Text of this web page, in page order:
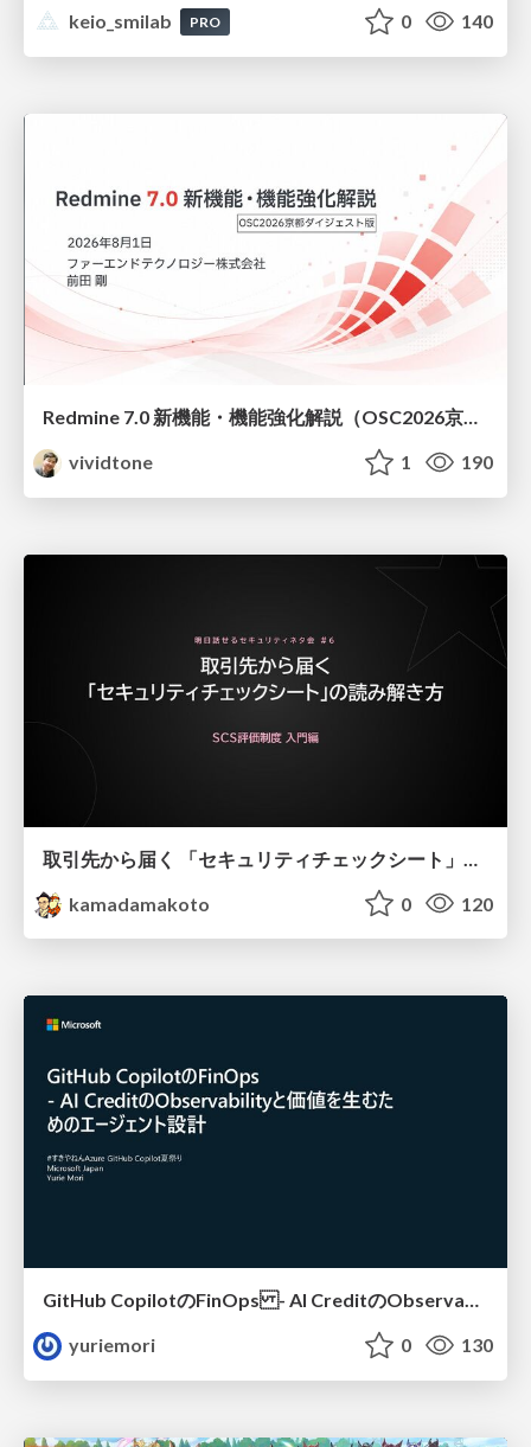
keio_smilab PRO 0 140
Redmine 7.0 新機能・機能強化解説（OSC2026京都ダイジェスト版）
vividtone
1 190
kamadamakoto
0 120
GitHub CopilotのFinOps - AI CreditのObservabilityと価値を生むためのエージェント設計
yuriemori
0 130